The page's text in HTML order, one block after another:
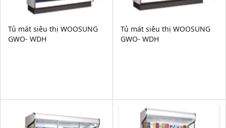
Tủ mát siêu thị WOOSUNG
GWO- WDH
Tủ mát siêu thị WOOSUNG
GWO- WDH